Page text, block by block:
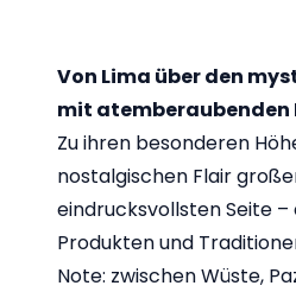
Von Lima über den
mit atemberaubenden
Zu ihren besonderen
nostalgischen Flair
eindrucksvollsten Seite
Produkten und
Note: zwischen Wüste,